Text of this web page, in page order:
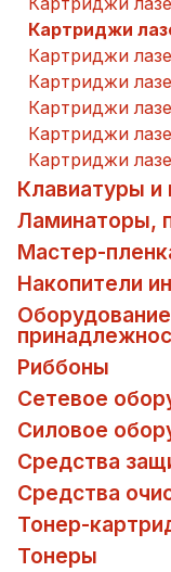
Картриджи
Картриджи
Картриджи
Картриджи
Картриджи
Картриджи
Клавиатуры
Ламинаторы,
Мастер-
Накопители
Риббоны
Сетевое
Силовое
Средства
Средства
Тонер-
Тонеры